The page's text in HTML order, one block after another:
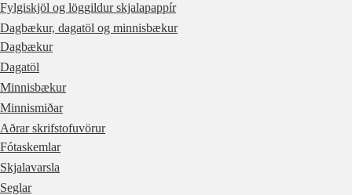
Fylgiskjöl og löggildur skjalapappír
Dagbækur, dagatöl og minnisbækur
Dagbækur
Dagatöl
Minnisbækur
Minnismiðar
Aðrar skrifstofuvörur
Fótaskemlar
Skjalavarsla
Seglar